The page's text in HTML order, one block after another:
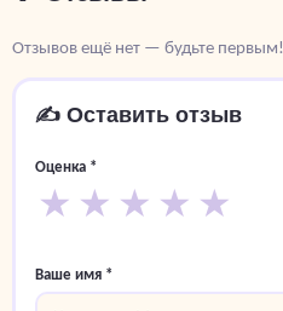
Отзывов ещё нет — будьте первым!
✍️ Оставить отзыв
Оценка *
★ ★ ★ ★ ★
Ваше имя *